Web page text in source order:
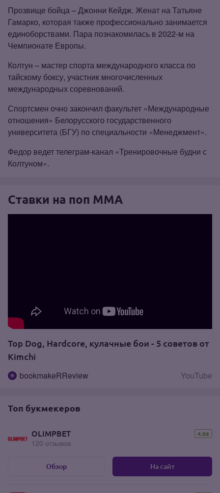
Прозвище бойца – Джонни Кейдж. Женат на Татьяне
Гамарко, которая также профессионально занимается
единоборствами. Пара познакомилась в 2022‑м на
Чемпионате Европы.
Колтун – мастер спорта международного класса по
тайскому боксу, участник многочисленных
международных соревнований.
Спортсмен очно закончил факультет «Международные
отношения» Белорусского государственного
университета (БГУ) по специальности «Менеджмент».
Федор ведет телеграм‑канал «Тренировочные будни с
Колтуном».
Ставки на поп ММА
Top Dog, Hardcore, кулачные бои - 5 советов от
Kimchi
bookmakeRReview YouTube
Топ букмекеров
OLIMPBET
120 отзывов
4.86
Обзор На сайт